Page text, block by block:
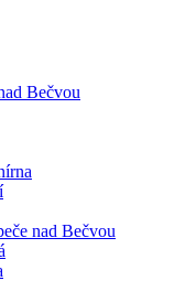
Bečvou
nad Bečvou